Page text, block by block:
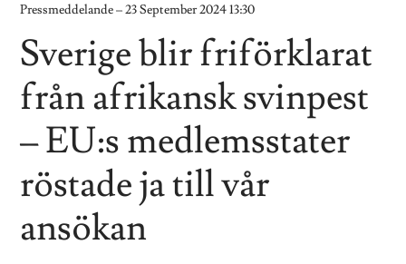
Pressmeddelande –23 September 2024 13:30
Sverige blir friförklarat
från afrikansk svinpest
– EU:s medlemsstater
röstade ja till vår
ansökan